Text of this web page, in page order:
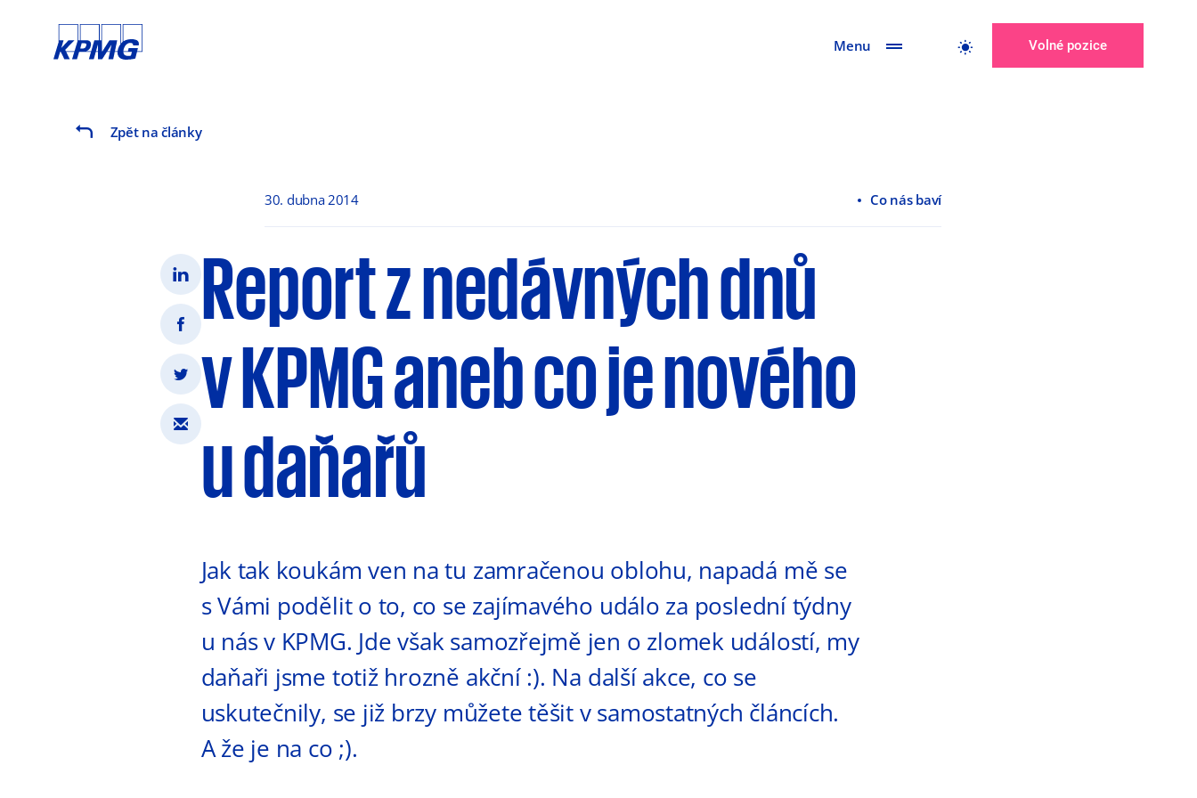
Menu Volné pozice
Zpět na články
30. dubna 2014 Co nás baví
Report z nedávných dnů
v KPMG aneb co je nového
u daňařů
Jak tak koukám ven na tu zamračenou oblohu, napadá mě se
s Vámi podělit o to, co se zajímavého událo za poslední týdny
u nás v KPMG. Jde však samozřejmě jen o zlomek událostí, my
daňaři jsme totiž hrozně akční :). Na další akce, co se
uskutečnily, se již brzy můžete těšit v samostatných článcích.
A že je na co ;).